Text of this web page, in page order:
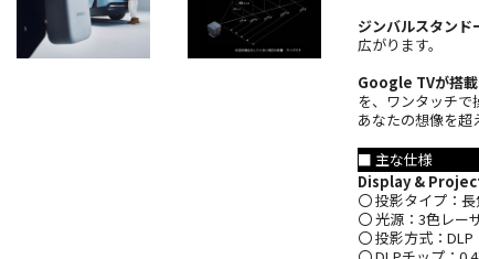
ジンバルスタンド
広がります。
Google TVが搭載
を、ワンタッチで
あなたの想像を超
■ 主な仕様
Display &
〇 投影タイプ：長
〇 光源：3色レー
〇 投影方式：DLP